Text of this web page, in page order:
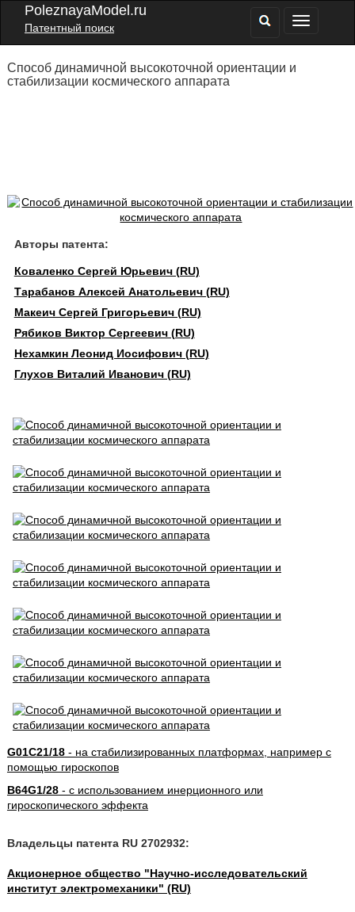
PoleznayaModel.ru
Патентный поиск
Способ динамичной высокоточной ориентации и
стабилизации космического аппарата
Авторы патента:
Коваленко Сергей Юрьевич (RU)
Тарабанов Алексей Анатольевич (RU)
Макеич Сергей Григорьевич (RU)
Рябиков Виктор Сергеевич (RU)
Нехамкин Леонид Иосифович (RU)
Глухов Виталий Иванович (RU)
G01C21/18- на стабилизированных платформах, например с
помощью гироскопов
B64G1/28- с использованием инерционного или
гироскопического эффекта
Владельцы патента RU 2702932:
Акционерное общество "Научно-исследовательский
институт электромеханики" (RU)